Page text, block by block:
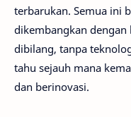
terbarukan. Semua ini
dikembangkan dengan
dibilang, tanpa
tahu sejauh mana
dan berinovasi.